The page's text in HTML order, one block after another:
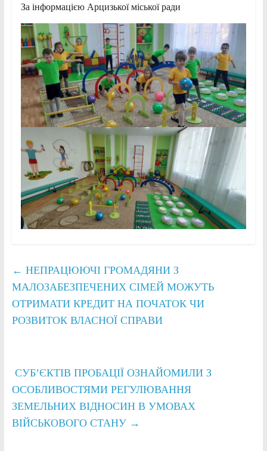
За інформацією Арцизької міської ради
← НЕПРАЦЮЮЧІ ГРОМАДЯНИ З
МАЛОЗАБЕЗПЕЧЕНИХ СІМЕЙ МОЖУТЬ
ОТРИМАТИ КРЕДИТ НА ПОЧАТОК ЧИ
РОЗВИТОК ВЛАСНОЇ СПРАВИ
СУБ’ЄКТІВ ПРОБАЦІЇ ОЗНАЙОМИЛИ З
ОСОБЛИВОСТЯМИ РЕГУЛЮВАННЯ
ЗЕМЕЛЬНИХ ВІДНОСИН В УМОВАХ
ВІЙСЬКОВОГО СТАНУ →